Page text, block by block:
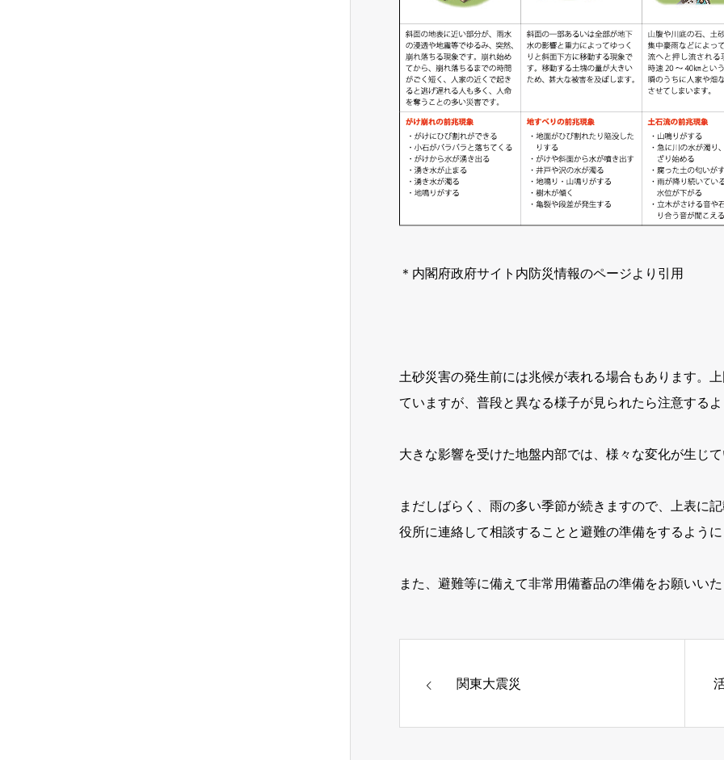
＊内閣府政府サイト内防災情報のページより引用
土砂災害の発生前には兆候が表れる場合もあります。
ていますが、普段と異なる様子が見られたら注意する
大きな影響を受けた地盤内部では、様々な変化が生じ
まだしばらく、雨の多い季節が続きますので、上表に
役所に連絡して相談することと避難の準備をするよう
また、避難等に備えて非常用備蓄品の準備をお願いい
関東大震災